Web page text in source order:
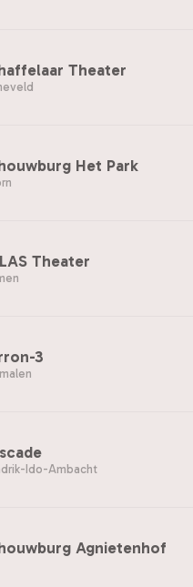
Theater
Het Park
Theater
3
Ido-Ambacht
Agnietenhof